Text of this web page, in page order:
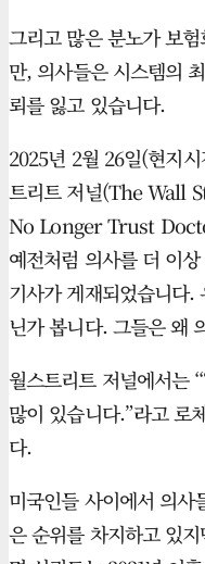
그리고 많은 분노가 보
만, 의사들은 시스템의
뢰를 잃고 있습니다.
2025년 2월 26일(현지
트리트 저널(The Wall
No Longer Trust
예전처럼 의사를 더 이
기사가 게재되었습니다.
닌가 봅니다. 그들은 왜
월스트리트 저널에서는
많이 있습니다.”라고 로
다.
미국인들 사이에서 의사
은 순위를 차지하고 있